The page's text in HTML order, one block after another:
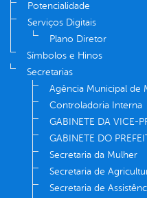
Potencialidade
Serviços Digitais
Plano Diretor
Símbolos e Hinos
Secretarias
Agência Municipal de
Controladoria Interna
GABINETE DA VICE-
GABINETE DO
Secretaria da Mulher
Secretaria de
Secretaria de